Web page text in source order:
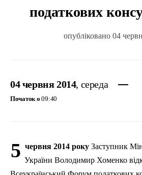
податкових
опубліковано 04
04 червня 2014, середа
Початок о 09:40
5 червня 2014 року Заступник
України Володимир Хоменко